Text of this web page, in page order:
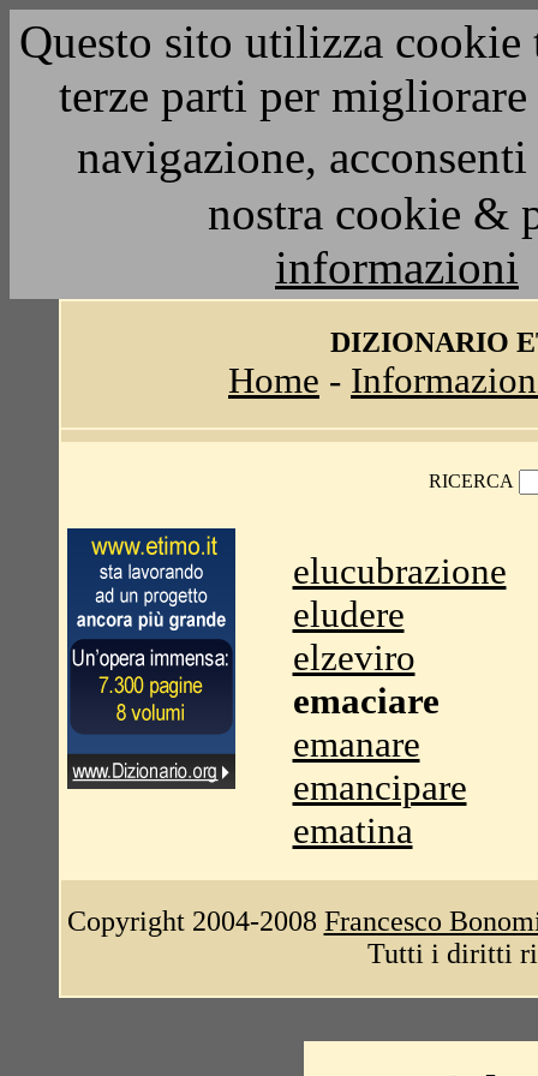
Questo sito utilizza
terze parti per
navigazione,
nostra cookie &
informazioni
DIZIONARIO
Home -
RICERCA
elucubrazione
eludere
elzeviro
emaciare
emanare
emancipare
ematina
Copyright 2004-2008 Francesco
Tutti i diritti